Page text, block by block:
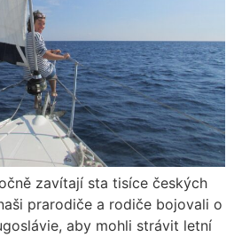
zavítají sta tisíce českých
prarodiče a rodiče bojovali o
aby mohli strávit letní